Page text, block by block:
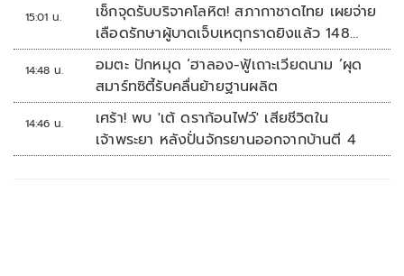
15:01 น.
เช็กจุดรับบริจาคโลหิต! สภากาชาดไทย เผยจ่าย
เลือดรักษาผู้บาดเจ็บเหตุกราดยิงแล้ว 148
ยูนิต
14:48 น.
อมตะ ปักหมุด ‘ฮาลอง-ฟู้เถาะเวียดนาม ’ผุด
สมาร์ทซิตี้รับคลื่นย้ายฐานผลิต
14:46 น.
เศร้า! พบ 'เต้ ดราก้อนไฟว์' เสียชีวิตใน
เจ้าพระยา หลังปั่นจักรยานออกจากบ้านตี 4